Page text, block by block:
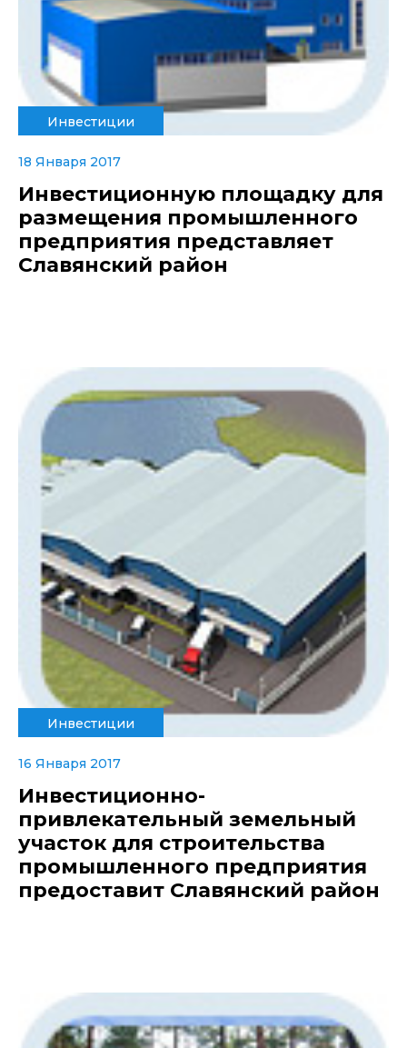
Инвестиции
18 Января 2017
Инвестиционную площадку для
размещения промышленного
предприятия представляет
Славянский район
Инвестиции
16 Января 2017
Инвестиционно-
привлекательный земельный
участок для строительства
промышленного предприятия
предоставит Славянский район